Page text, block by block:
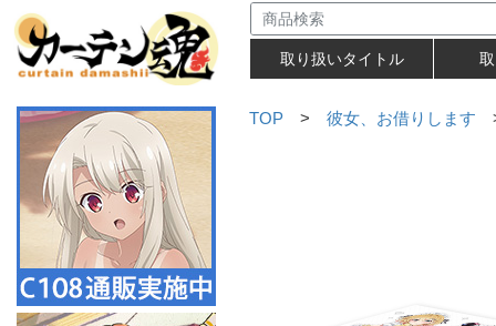
取り扱いタイトル
TOP > 彼女、お借りします